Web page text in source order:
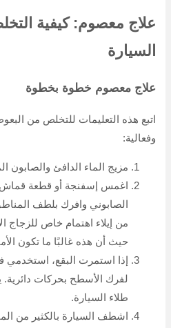
علاج معصوم: كيفية
السيارة
علاج معصوم خطوة بخطوة
اتبع هذه التعليمات للتخلص من
وفعالية:
مزيج الماء الدافئ والصابون
اغمس إسفنجة أو قطعة
الصابوني وافرك بلطف
من إيلاء اهتمام خاص للزجاج
حيث أن هذه غالبًا ما تكون
إذا استمرت البقع،
لفرك الأسطح بحركات
طلاء السيارة.
اشطف السيارة بالكثير من